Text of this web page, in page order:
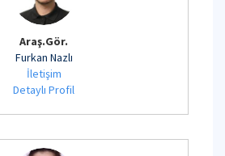
Araş.Gör.
Furkan Nazlı
İletişim
Detaylı Profil